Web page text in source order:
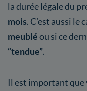
la durée légale du
mois. C’est aussi le
meubléou si ce
“tendue”.
Il est important que